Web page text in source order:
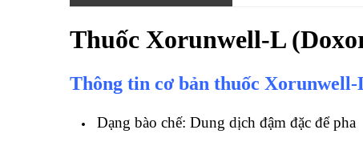
Thuốc Xorunwell-L
Thông tin cơ bản thuốc Xorunwell-
Dạng bào chế: Dung dịch đậm đặc để pha